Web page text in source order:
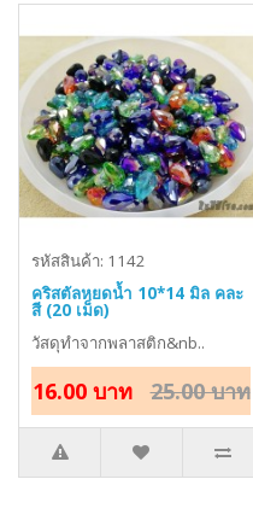
รหัสสินค้า: 1142
คริสตัลหยดน้ำ 10*14 มิล คละ
สี (20 เม็ด)
วัสดุทำจากพลาสติก&nb..
16.00 บาท 25.00 บาท